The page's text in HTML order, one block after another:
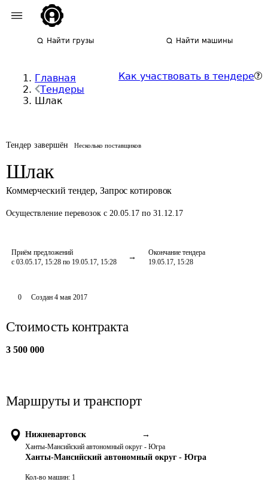
Найти грузы Найти машины
Главная
Тендеры
Шлак
Как участвовать в тендере
Тендер завершён Несколько поставщиков
Шлак
Коммерческий тендер, Запрос котировок
Осуществление перевозок с 20.05.17 по 31.12.17
Приём предложений
с 03.05.17, 15:28 по 19.05.17, 15:28
Окончание тендера
19.05.17, 15:28
0 Создан 4 мая 2017
Стоимость контракта
3 500 000
Маршруты и транспорт
Нижневартовск →
Ханты-Мансийский автономный округ - Югра
Ханты-Мансийский автономный округ - Югра
Кол-во машин: 1